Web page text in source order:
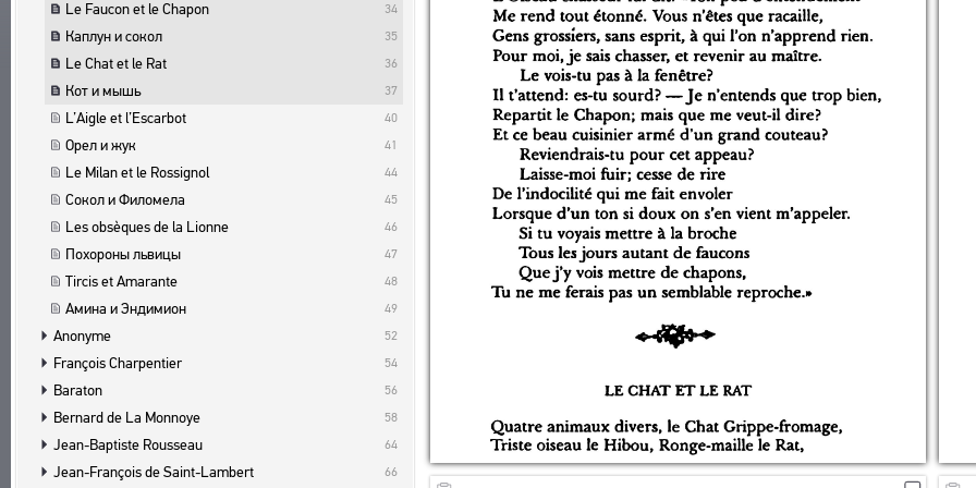
4
5
6
7
8
9
10
11
12
13
14
15
19
20
21
22
34
Le Faucon et le Chapon
35
Каплун и сокол
36
Le Chat et le Rat
37
Кот и мышь
40
L’Aigle et l’Escarbot
41
Орел и жук
44
Le Milan et le Rossignol
45
Сокол и Филомела
46
Les obsèques de la Lionne
47
Похороны львицы
48
Tircis et Amarante
49
Амина и Эндимион
52
Anonyme
54
François Charpentier
56
Baraton
58
Bernard de La Monnoye
64
Jean-Baptiste Rousseau
66
Jean-François de Saint-Lambert
36
БИБЛИОГРАФИЧЕСКИЕ ПУБЛИКАЦИИ
СОСТАВИТЕЛИ
ПРОИЗВЕДЕНИЯ
ИЗДАНИЯ
ПОДСИСТЕМЫ
КОРПУС
БИБЛИОТЕКА
ЭНЦИКЛОПЕДИЯ
ТЕЗАУРУС
ФУНКЦИОНАЛЬНОСТЬ
УКАЗАТЕЛИ
ПОИСК
СВЯЗИ
СОЗДАТЕЛИ ПРОЕКТА
ПОЛЬЗОВАТЕЛЬСКОЕ СОГЛАШЕНИЕ
ЗАКЛАДКИ